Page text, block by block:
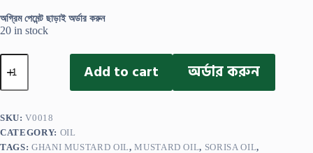
অগ্রিম পেমেন্ট ছাড়াই অর্ডার করুন
20 in stock
কাঠের
ঘানীতে
সরিষার
১
লিটার
quantity
Add to cart অর্ডার করুন
SKU:V0018
CATEGORY: OIL
TAGS: GHANI MUSTARD OIL,MUSTARD OIL, SORISA OIL,